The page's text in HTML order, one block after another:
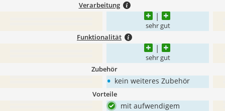
Verarbeitung
sehr gut
Funktionalität
sehr gut
Zubehör
• kein weiteres Zubehör
Vorteile
mit aufwendigem